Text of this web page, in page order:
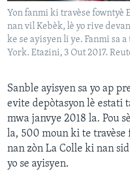
Yon fanmi ki travèse fowntyè
nan vil Kebèk, lè yo rive
ke se ayisyen li ye. Fanmi sa
York. Etazini, 3 Out 2017.
Sanble ayisyen sa yo ap
evite depòtasyon lè estati
mwa janvye 2018 la. Pou
la, 500 moun ki te
nan zòn La Colle ki nan
yo se ayisyen.